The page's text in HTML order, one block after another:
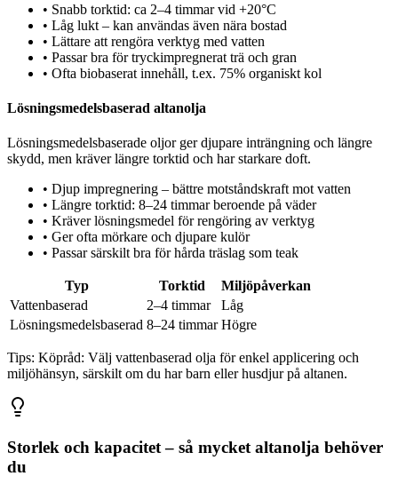
• Snabb torktid: ca 2–4 timmar vid +20°C
• Låg lukt – kan användas även nära bostad
• Lättare att rengöra verktyg med vatten
• Passar bra för tryckimpregnerat trä och gran
• Ofta biobaserat innehåll, t.ex. 75% organiskt kol
Lösningsmedelsbaserad altanolja
Lösningsmedelsbaserade oljor ger djupare inträngning och längre
skydd, men kräver längre torktid och har starkare doft.
• Djup impregnering – bättre motståndskraft mot vatten
• Längre torktid: 8–24 timmar beroende på väder
• Kräver lösningsmedel för rengöring av verktyg
• Ger ofta mörkare och djupare kulör
• Passar särskilt bra för hårda träslag som teak
Typ Torktid
Miljöpåverkan
Vattenbaserad
2–4 timmar
Låg
Lösningsmedelsbaserad 8–24 timmar Högre
Tips: Köpråd: Välj vattenbaserad olja för enkel applicering och
miljöhänsyn, särskilt om du har barn eller husdjur på altanen.
Storlek och kapacitet – så mycket altanolja behöver
du